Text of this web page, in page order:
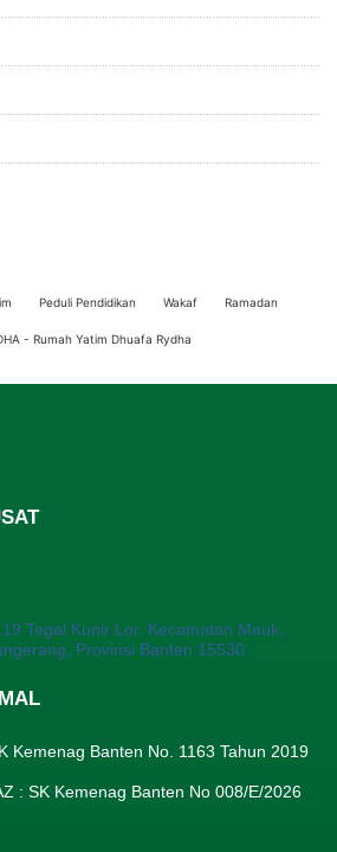
Peduli Pendidikan Wakaf Ramadan
- Rumah Yatim Dhuafa Rydha
Tegal Kunir Lor, Kecamatan Mauk,
Provinsi Banten 15530
Kemenag Banten No. 1163 Tahun 2019
: SK Kemenag Banten No 008/E/2026​